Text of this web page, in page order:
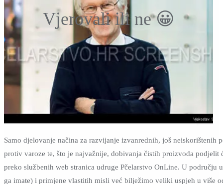
Vjerovali ili ne 😀
Samo djelovanje načina za razvijanje izvanrednih, još neiskorištenih
protiv varoze te, što je najvažnije, dobivanja čistih proizvoda podjelit
preko službenih web stranica udruge Pčelarstvo OnLine. U području
ga imate) i primjene vlastitih misli već bilježimo veliki uspjeh u više